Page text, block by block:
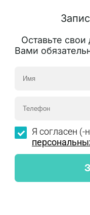
Оставьте
Вами
Я согласен (-